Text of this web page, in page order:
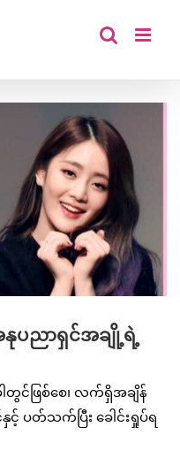
နုပညာရှင်အချို့ရဲ့
ဖြစ်စေ၊ လက်ရှိအချိန်
ပတ်သက်ပြီး ခေါင်းရှုပ်ရ